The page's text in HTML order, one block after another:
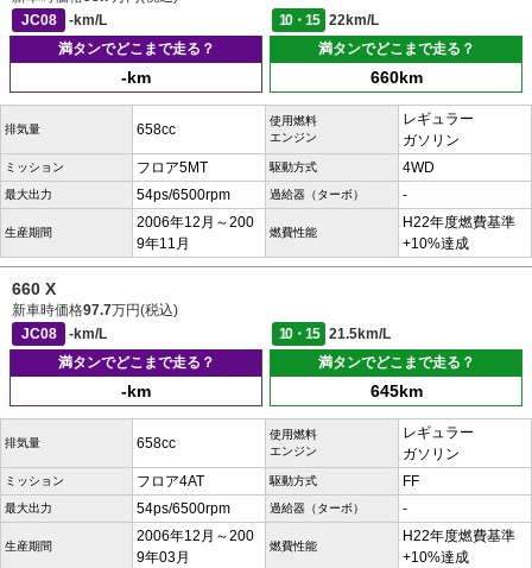
JC08
-km/L 10・15
22km/L
満タンでどこまで走る？
-km
満タンでどこまで走る？
660km
排気量 658cc
使用燃料
エンジン
レギュラー
ガソリン
ミッション フロア5MT 駆動方式 4WD
最大出力 54ps/6500rpm 過給器（ターボ） -
生産期間
2006年12月～200
9年11月
燃費性能
H22年度燃費基準
+10%達成
660 X
新車時価格97.7万円(税込)
JC08
-km/L 10・15
21.5km/L
満タンでどこまで走る？
-km
満タンでどこまで走る？
645km
排気量 658cc
使用燃料
エンジン
レギュラー
ガソリン
ミッション フロア4AT 駆動方式 FF
最大出力 54ps/6500rpm 過給器（ターボ） -
生産期間
2006年12月～200
9年03月
燃費性能
H22年度燃費基準
+10%達成